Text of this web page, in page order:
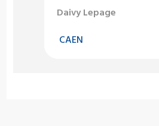
Daivy Lepage
CAEN